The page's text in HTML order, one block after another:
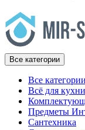
Все категории
Все категории
Всё для
Предметы
Сантехника